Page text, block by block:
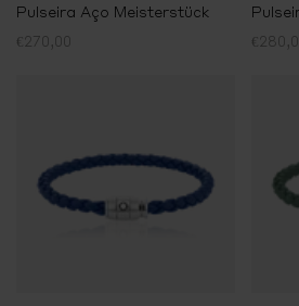
Pulseira Aço Meisterstück
€270,00